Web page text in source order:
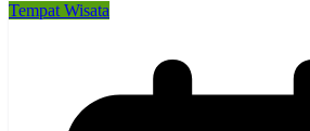
Tempat Wisata